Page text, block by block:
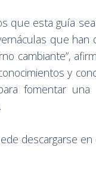
que esta guía
que han
cambiante”,
y
fomentar
descargarse